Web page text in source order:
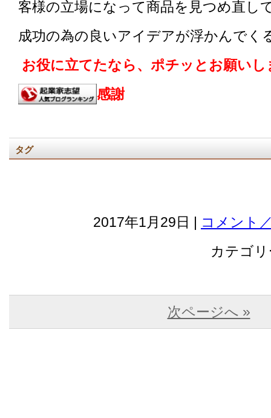
客様の立場になって商品を見つめ直し
成功の為の良いアイデアが浮かんでく
お役に立てたなら、ポチッとお願いし
感謝
タグ
2017年1月29日 | コメント
カテゴ
次ページへ »